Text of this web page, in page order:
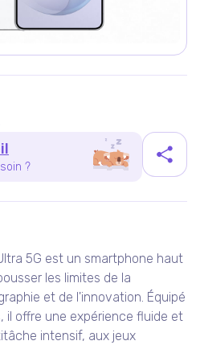
?
5G est un smartphone haut
les limites de la
et de l'innovation. Équipé
il offre une expérience fluide et
intensif, aux jeux